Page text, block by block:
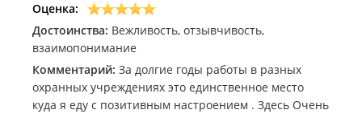
Оценка:
Достоинства: Вежливость, отзывчивость,
взаимопонимание
Комментарий: За долгие годы работы в разных
охранных учреждениях это единственное место
куда я еду с позитивным настроением . Здесь Очень